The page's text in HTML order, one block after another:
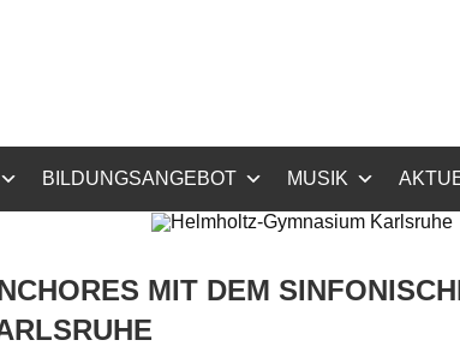
Gymnasium
BILDUNGSANGEBOT MUSIK
MIT DEM